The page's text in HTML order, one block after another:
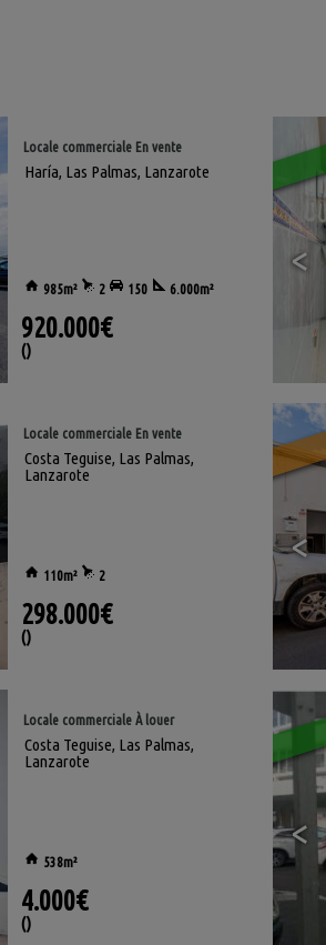
Haría, Las Palmas, Lanzarote
Locale commerciale En vente
985m² 2 150 6.000m²
920.000€
()
<
Costa Teguise, Las Palmas,
Lanzarote
Locale commerciale En vente
110m² 2
298.000€
()
<
Costa Teguise, Las Palmas,
Lanzarote
Locale commerciale À louer
538m²
4.000€
()
<